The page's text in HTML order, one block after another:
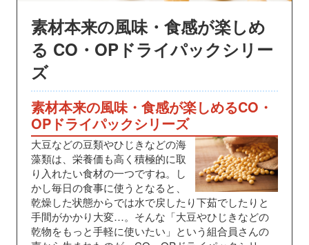
素材本来の風味・食感が楽しめ
る CO・OPドライパックシリー
ズ
素材本来の風味・食感が楽しめるCO・
OPドライパックシリーズ
大豆などの豆類やひじきなどの海
藻類は、栄養価も高く積極的に取
り入れたい食材の一つですね。し
かし毎日の食事に使うとなると、
乾燥した状態からでは水で戻したり下茹でしたりと
手間がかかり大変…。そんな「大豆やひじきなどの
乾物をもっと手軽に使いたい」という組合員さんの